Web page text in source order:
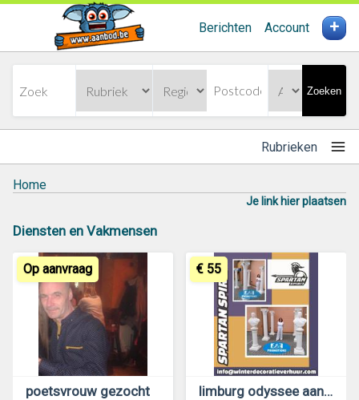
Berichten Account +
Zoeken
Rubrieken
Home
Je link hier plaatsen
Diensten en Vakmensen
poetsvrouw gezocht
Op aanvraag
limburg odyssee aankleding griekse pilaar props
€ 55